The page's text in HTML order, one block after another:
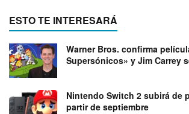
ESTO TE INTERESARÁ
Warner Bros. confirma
Supersónicos» y Jim Carrey
Nintendo Switch 2 subirá de
partir de septiembre